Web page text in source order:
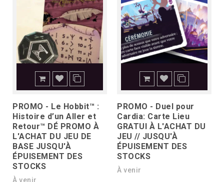
PROMO - Le Hobbit™ :
Histoire d’un Aller et
Retour™ DÉ PROMO À
L'ACHAT DU JEU DE
BASE JUSQU'À
ÉPUISEMENT DES
STOCKS
À venir
PROMO - Duel pour
Cardia: Carte Lieu
GRATUI À L'ACHAT DU
JEU // JUSQU'À
ÉPUISEMENT DES
STOCKS
À venir